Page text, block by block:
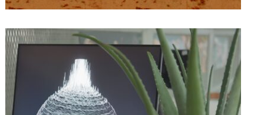
FLAVIUS COMAN – O2 TOUCH
14/12/2023